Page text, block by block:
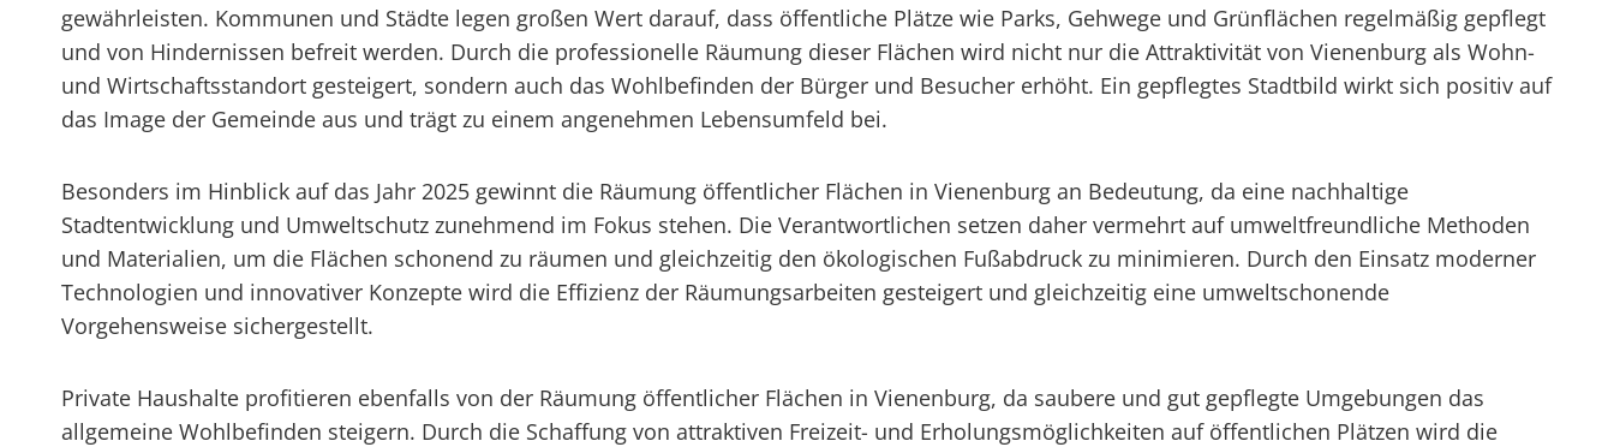
gewährleisten. Kommunen und Städte legen großen Wert darauf, dass öffentliche Plätze wie Parks, Gehwege und Grünflächen regelmäßig gepflegt
und von Hindernissen befreit werden. Durch die professionelle Räumung dieser Flächen wird nicht nur die Attraktivität von Vienenburg als Wohn-
und Wirtschaftsstandort gesteigert, sondern auch das Wohlbefinden der Bürger und Besucher erhöht. Ein gepflegtes Stadtbild wirkt sich positiv auf
das Image der Gemeinde aus und trägt zu einem angenehmen Lebensumfeld bei.
Besonders im Hinblick auf das Jahr 2025 gewinnt die Räumung öffentlicher Flächen in Vienenburg an Bedeutung, da eine nachhaltige
Stadtentwicklung und Umweltschutz zunehmend im Fokus stehen. Die Verantwortlichen setzen daher vermehrt auf umweltfreundliche Methoden
und Materialien, um die Flächen schonend zu räumen und gleichzeitig den ökologischen Fußabdruck zu minimieren. Durch den Einsatz moderner
Technologien und innovativer Konzepte wird die Effizienz der Räumungsarbeiten gesteigert und gleichzeitig eine umweltschonende
Vorgehensweise sichergestellt.
Private Haushalte profitieren ebenfalls von der Räumung öffentlicher Flächen in Vienenburg, da saubere und gut gepflegte Umgebungen das
allgemeine Wohlbefinden steigern. Durch die Schaffung von attraktiven Freizeit- und Erholungsmöglichkeiten auf öffentlichen Plätzen wird die